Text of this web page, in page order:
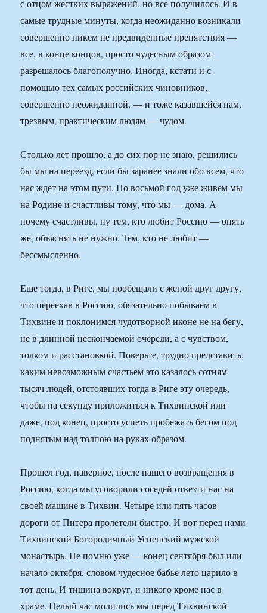
с отцом жестких выражений, но все получилось. И в
самые трудные минуты, когда неожиданно возникали
совершенно никем не предвиденные препятствия —
все, в конце концов, просто чудесным образом
разрешалось благополучно. Иногда, кстати и с
помощью тех самых российских чиновников,
совершенно неожиданной, — и тоже казавшейся нам,
трезвым, практическим людям — чудом.
Столько лет прошло, а до сих пор не знаю, решились
бы мы на переезд, если бы заранее знали обо всем, что
нас ждет на этом пути. Но восьмой год уже живем мы
на Родине и счастливы тому, что мы — дома. А
почему счастливы, ну тем, кто любит Россию — опять
же, объяснять не нужно. Тем, кто не любит —
бессмысленно.
Еще тогда, в Риге, мы пообещали с женой друг другу,
что переехав в Россию, обязательно побываем в
Тихвине и поклонимся чудотворной иконе не на бегу,
не в длинной нескончаемой очереди, а с чувством,
толком и расстановкой. Поверьте, трудно представить,
каким невозможным счастьем это казалось сотням
тысяч людей, отстоявших тогда в Риге эту очередь,
чтобы на секунду приложиться к Тихвинской или
даже, под конец, просто успеть пробежать бегом под
поднятым над толпою на руках образом.
Прошел год, наверное, после нашего возвращения в
Россию, когда мы уговорили соседей отвезти нас на
своей машине в Тихвин. Четыре или пять часов
дороги от Питера пролетели быстро. И вот перед нами
Тихвинский Богородичный Успенский мужской
монастырь. Не помню уже — конец сентября был или
начало октября, словом чудесное бабье лето царило в
тот день. И тишина вокруг, и никого кроме нас в
храме. Целый час молились мы перед Тихвинской